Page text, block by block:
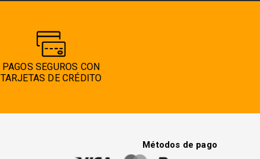
PAGOS SEGUROS CON
TARJETAS DE CRÉDITO
Métodos de pago